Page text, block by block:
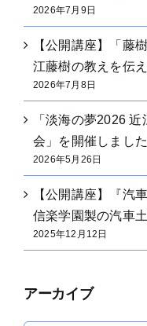
2026年7月9日
【公開講座】「藤
江藤樹の教えを伝
2026年7月8日
「淡海の夢2026
会」を開催しました
2026年5月26日
【公開講座】『汽
信楽学園製の汽車
2025年12月12日
アーカイブ